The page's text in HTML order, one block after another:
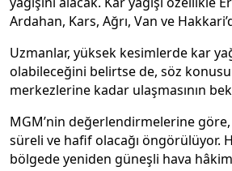
Ardahan, Kars, Ağrı, Van ve
Uzmanlar, yüksek kesimlerde kar
olabileceğini belirtse de, söz konusu
merkezlerine kadar ulaşmasının
MGM’nin değerlendirmelerine göre,
süreli ve hafif olacağı öngörülüyor.
bölgede yeniden güneşli hava